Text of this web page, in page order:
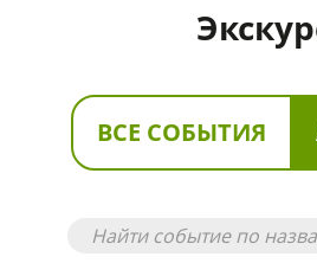
ВСЕ СОБЫТИЯ